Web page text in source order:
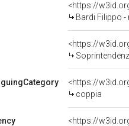
<https://
Bardi Filippo
<https://
<https://
coppia
<https://